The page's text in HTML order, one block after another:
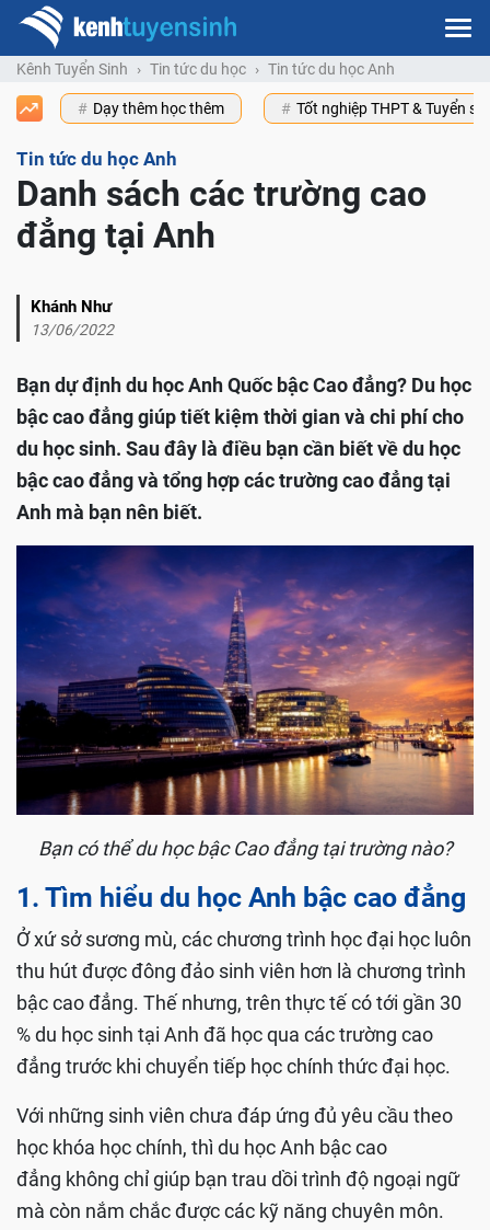
Kênh Tuyển Sinh Tin tức du học Tin tức du học Anh
Dạy thêm học thêm Tốt nghiệp THPT & Tuyển
Tin tức du học Anh
Danh sách các trường cao
đẳng tại Anh
Khánh Như
13/06/2022
Bạn dự định du học Anh Quốc bậc Cao đẳng? Du học
bậc cao đẳng giúp tiết kiệm thời gian và chi phí cho
du học sinh. Sau đây là điều bạn cần biết về du học
bậc cao đẳng và tổng hợp các trường cao đẳng tại
Anh mà bạn nên biết.
Bạn có thể du học bậc Cao đẳng tại trường nào?
1. Tìm hiểu du học Anh bậc cao đẳng
Ở xứ sở sương mù, các chương trình học đại học luôn
thu hút được đông đảo sinh viên hơn là chương trình
bậc cao đẳng. Thế nhưng, trên thực tế có tới gần 30
% du học sinh tại Anh đã học qua các trường cao
đẳng trước khi chuyển tiếp học chính thức đại học.
Với những sinh viên chưa đáp ứng đủ yêu cầu theo
học khóa học chính, thì du học Anh bậc cao
đẳng không chỉ giúp bạn trau dồi trình độ ngoại ngữ
mà còn nắm chắc được các kỹ năng chuyên môn.